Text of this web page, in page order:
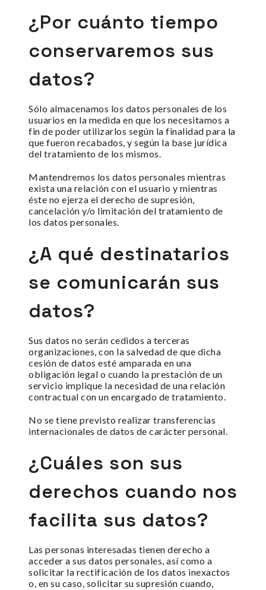
¿Por cuánto tiempo
conservaremos sus
datos?
Sólo almacenamos los datos personales de los
usuarios en la medida en que los necesitamos a
fin de poder utilizarlos según la finalidad para la
que fueron recabados, y según la base jurídica
del tratamiento de los mismos.
Mantendremos los datos personales mientras
exista una relación con el usuario y mientras
éste no ejerza el derecho de supresión,
cancelación y/o limitación del tratamiento de
los datos personales.
¿A qué destinatarios
se comunicarán sus
datos?
Sus datos no serán cedidos a terceras
organizaciones, con la salvedad de que dicha
cesión de datos esté amparada en una
obligación legal o cuando la prestación de un
servicio implique la necesidad de una relación
contractual con un encargado de tratamiento.
No se tiene previsto realizar transferencias
internacionales de datos de carácter personal.
¿Cuáles son sus
derechos cuando nos
facilita sus datos?
Las personas interesadas tienen derecho a
acceder a sus datos personales, así como a
solicitar la rectificación de los datos inexactos
o, en su caso, solicitar su supresión cuando,